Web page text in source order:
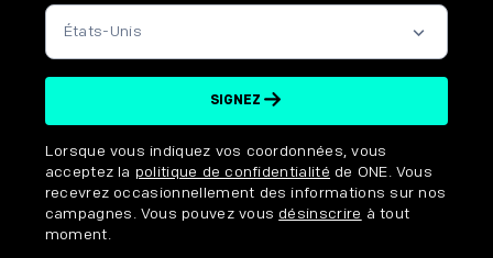
SIGNEZ
Disclaimer options
Lorsque vous indiquez vos coordonnées, vous
acceptez la politique de confidentialité de ONE. Vous
recevrez occasionnellement des informations sur nos
campagnes. Vous pouvez vousdésinscrire à tout
moment.